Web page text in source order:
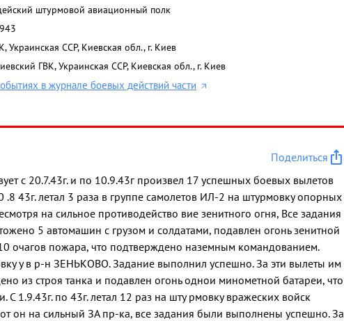
штурмовой авиационный полк
Украинская ССР, Киевская обл., г. Киев
ГВК, Украинская ССР, Киевская обл., г. Киев
в журнале боевых действий части
Поделиться
с 20.7.43г. и по 10.9.43г произвел 17 успешных боевых вылетов
43г. летал 3 раза в группе самолетов ИЛ-2 на штурмовку опорных
на сильное противодейство вие зенитного огня, Все задания
5 автомашин с грузом и солдатами, подавлен огонь зенитной
очагов пожара, что подтверждено наземным командованием.
у в р-н ЗЕНЬКОВО. Задание выполнил успешно. За эти вылеты им
из строя танка и подавлен огонь однои минометной батареи, что
1.9.43г. по 43г. летал 12 раз на шту рмовку вражеских войск
он на сильный ЗА пр-ка, все задания были выполнены успешно. За